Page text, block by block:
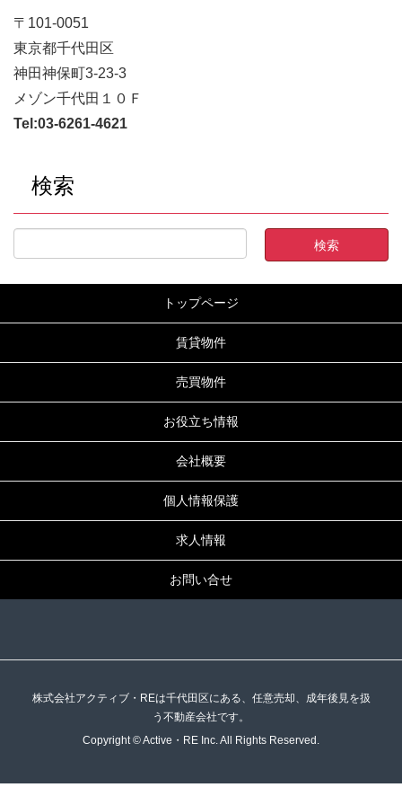
〒101-0051
東京都千代田区
神田神保町3-23-3
メゾン千代田１０Ｆ
Tel:03-6261-4621
検索
トップページ
賃貸物件
売買物件
お役立ち情報
会社概要
個人情報保護
求人情報
お問い合せ
株式会社アクティブ・REは千代田区にある、任意売却、成年後見を扱
う不動産会社です。
Copyright © Active・RE Inc. All Rights Reserved.